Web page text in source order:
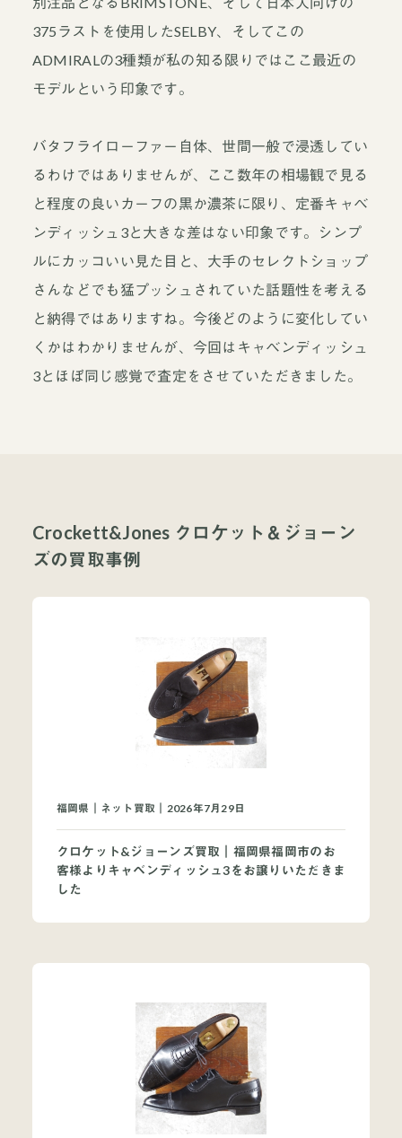
375ラストを使用したSELBY、そしてこの
ADMIRALの3種類が私の知る限りではここ最近の
モデルという印象です。
バタフライローファー自体、世間一般で浸透してい
るわけではありませんが、ここ数年の相場観で見る
と程度の良いカーフの黒か濃茶に限り、定番キャベ
ンディッシュ3と大きな差はない印象です。シンプ
ルにカッコいい見た目と、大手のセレクトショップ
さんなどでも猛プッシュされていた話題性を考える
と納得ではありますね。今後どのように変化してい
くかはわかりませんが、今回はキャベンディッシュ
3とほぼ同じ感覚で査定をさせていただきました。
Crockett&Jones クロケット＆ジョーン
ズの買取事例
福岡県｜ネット買取｜2026年7月29日
クロケット&ジョーンズ買取｜福岡県福岡市のお
客様よりキャベンディッシュ3をお譲りいただきま
した